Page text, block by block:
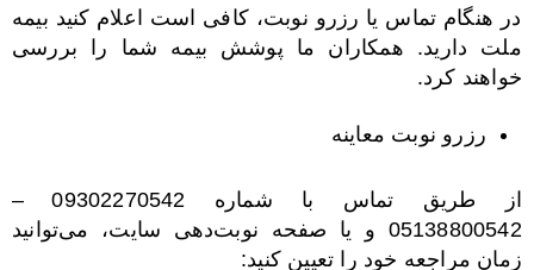
در هنگام تماس یا رزرو نوبت، کافی است اعلام کنید بیمه
ملت دارید. همکاران ما پوشش بیمه شما را بررسی
خواهند کرد.
رزرو نوبت معاینه
از طریق تماس با شماره 09302270542 –
05138800542 و یا صفحه نوبت‌دهی سایت، می‌توانید
زمان مراجعه خود را تعیین کنید: